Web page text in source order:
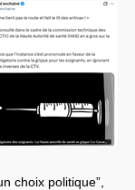
choix politique”,